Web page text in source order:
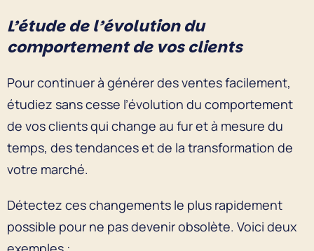
L’étude de l’évolution du
comportement de vos clients
Pour continuer à générer des ventes facilement,
étudiez sans cesse l’évolution du comportement
de vos clients qui change au fur et à mesure du
temps, des tendances et de la transformation de
votre marché.
Détectez ces changements le plus rapidement
possible pour ne pas devenir obsolète. Voici deux